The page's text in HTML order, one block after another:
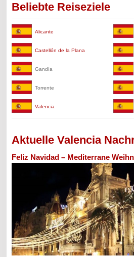
Beliebte Reiseziele
Alicante
Castellón de la Plana
Gandía
Torrente
Valencia
Aktuelle Valencia
Feliz Navidad – Mediterrane